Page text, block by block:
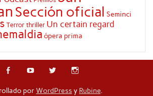
Sección oficial Seminci
Terrorthriller Un certain regard
ópera prima
por WordPressy Rubine